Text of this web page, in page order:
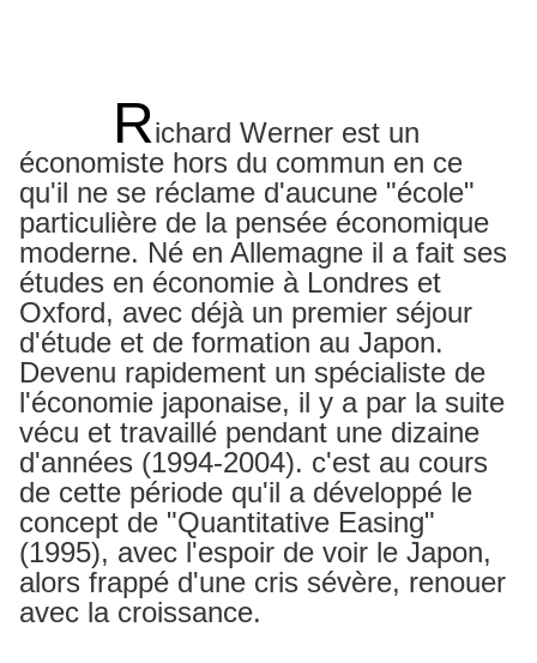
Richard Werner est un
économiste hors du commun en ce
qu'il ne se réclame d'aucune "école"
particulière de la pensée économique
moderne. Né en Allemagne il a fait ses
études en économie à Londres et
Oxford, avec déjà un premier séjour
d'étude et de formation au Japon.
Devenu rapidement un spécialiste de
l'économie japonaise, il y a par la suite
vécu et travaillé pendant une dizaine
d'années (1994-2004). c'est au cours
de cette période qu'il a développé le
concept de "Quantitative Easing"
(1995), avec l'espoir de voir le Japon,
alors frappé d'une cris sévère, renouer
avec la croissance.